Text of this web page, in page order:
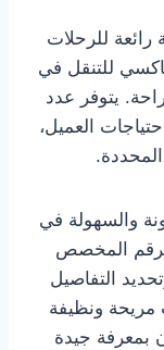
للرحلات
للتنقل في
يتوفر عدد
العميل،
والسهولة في
المخصص
وتحديد التفاصيل
مريحة ونظيفة
بمعرفة جيدة